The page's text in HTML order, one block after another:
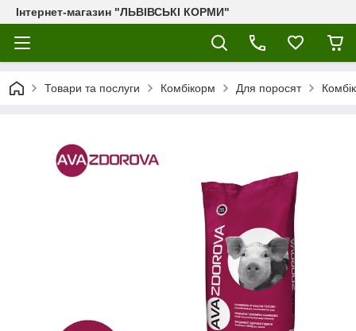
Інтернет-магазин "ЛЬВІВСЬКІ КОРМИ"
Товари та послуги Комбікорм Для поросят